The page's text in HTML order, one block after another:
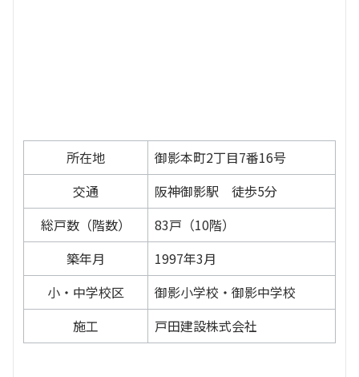
所在地
御影本町2丁目7番16号
交通
阪神御影駅 徒歩5分
総戸数（階数）
83戸（10階）
築年月
1997年3月
小・中学校区
御影小学校・御影中学校
施工
戸田建設株式会社